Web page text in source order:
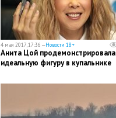
4 мая 2017, 17:36 —Новости 18+
Анита Цой продемонстрировала
идеальную фигуру в купальнике